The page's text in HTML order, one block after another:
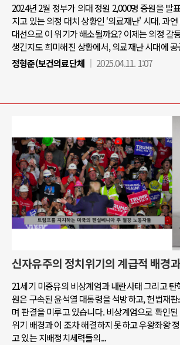
2024년 2월 정부가 의대 정원 2,000명 증원을 발
지고 있는 의정 대치 상황인 ‘의료재난' 시대. 과
대선으로 이 위기가 해소될까요? 이제는 의정 갈
생긴지도 희미해진 상황에서, 의료재난 시대에
정형준(보건의료단체
2025.04.11. 1:07
신자유주의 정치위기의 계급적 배경
21세기 미증유의 비상계엄과 내란사태 그리고
원은 구속된 윤석열 대통령을 석방하고, 헌법재
며 판결을 미루고 있습니다. 비상계엄으로 확인
위기 배경과 이 조차 해결하지 못하고 우왕좌왕
고 있는 지배정치세력들의...